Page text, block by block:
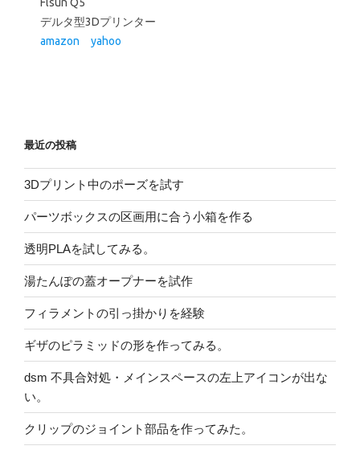
最近の投稿
3Dプリント中のポーズを試す
パーツボックスの区画用に合う小箱を作る
透明PLAを試してみる。
湯たんぽの蓋オープナーを試作
フィラメントの引っ掛かりを経験
ギザのピラミッドの形を作ってみる。
dsm 不具合対処・メインスペースの左上アイコンが出な
い。
クリップのジョイント部品を作ってみた。